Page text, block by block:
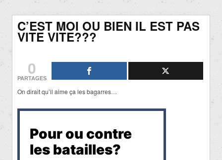
C’EST MOI OU BIEN IL EST PAS
VITE VITE???
0
PARTAGES
On dirait qu’il aime ça les bagarres…
Pour ou contre
les batailles?